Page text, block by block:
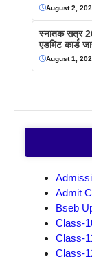
August 2,
स्नातक सत्र
एडमिट कार्ड
August 1,
Admit
Bseb
Class-
Class-
Class-